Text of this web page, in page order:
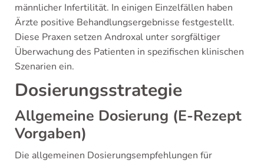
männlicher Infertilität. In einigen Einzelfällen haben
Ärzte positive Behandlungsergebnisse festgestellt.
Diese Praxen setzen Androxal unter sorgfältiger
Überwachung des Patienten in spezifischen klinischen
Szenarien ein.
Dosierungsstrategie
Allgemeine Dosierung (E-Rezept
Vorgaben)
Die allgemeinen Dosierungsempfehlungen für